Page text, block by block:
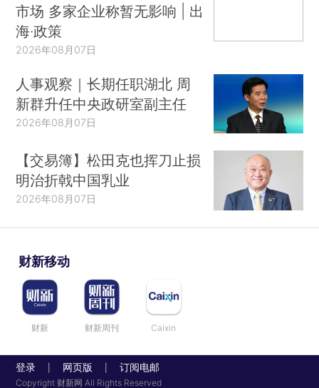
市场 多家企业称暂无影响 | 出
海·政策
2026年08月07日
人事观察｜长期任职湖北 周
新群升任中央政研室副主任
2026年08月07日
【交易簿】松田克也挥刀止损
明治折戟中国乳业
2026年08月07日
财新移动
财新 财新周刊 Caixin
登录 网页版 订阅电邮
Copyright 财新网 All Rights Reserved